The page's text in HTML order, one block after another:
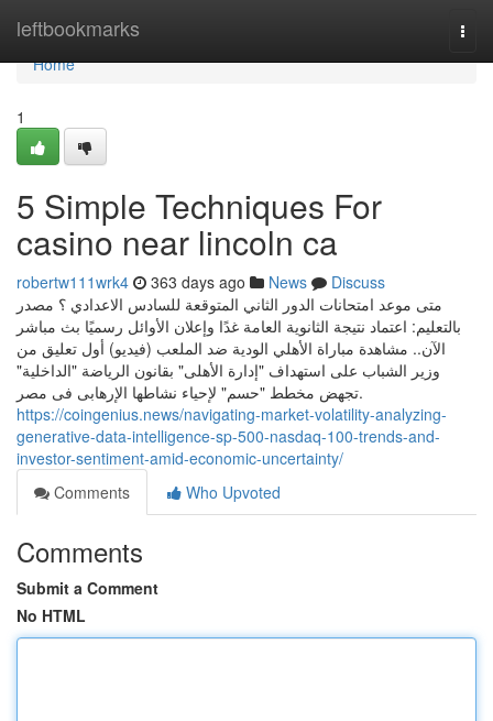
leftbookmarks
Home
Home
1
5 Simple Techniques For
casino near lincoln ca
robertw111wrk4 363 days ago News
Discuss
متى موعد امتحانات الدور الثاني المتوقعة للسادس الاعدادي ؟ مصدر
بالتعليم: اعتماد نتيجة الثانوية العامة غدًا وإعلان الأوائل رسميًا بث مباشر
الآن.. مشاهدة مباراة الأهلي الودية ضد الملعب (فيديو) أول تعليق من
وزير الشباب على استهداف "إدارة الأهلى" بقانون الرياضة "الداخلية"
تجهض مخطط "حسم" لإحياء نشاطها الإرهابى فى مصر.
https://coingenius.news/navigating-market-volatility-analyzing-
generative-data-intelligence-sp-500-nasdaq-100-trends-and-
investor-sentiment-amid-economic-uncertainty/
Comments
Who Upvoted
Comments
Submit a Comment
No HTML